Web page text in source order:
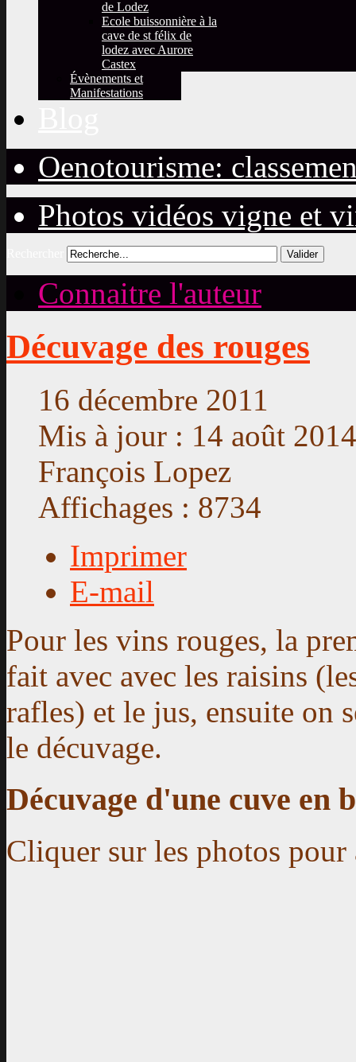
de Lodez
Ecole buissonnière à la
cave de st félix de
lodez avec Aurore
Castex
Évènements et
Manifestations
Oenotourisme:
Photos vidéos vigne et
Valider
Connaitre l'auteur
Décuvage des rouges
16 décembre 2011
Mis à jour : 14 août 2014
François Lopez
Affichages : 8734
Imprimer
E-mail
Pour les vins rouges, la
fait avec avec les raisins
rafles) et le jus, ensuite on
le décuvage.
Décuvage d'une cuve en
Cliquer sur les photos